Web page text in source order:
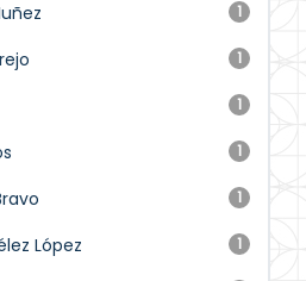
1
1
1
1
1
1
López